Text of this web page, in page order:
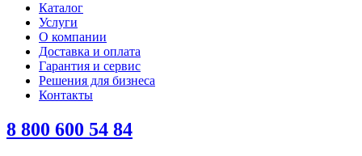
Каталог
Услуги
О компании
Доставка и оплата
Гарантия и сервис
Решения для бизнеса
Контакты
8 800 600 54 84